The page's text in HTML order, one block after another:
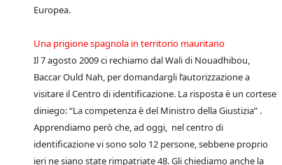
Europea.
Una prigione spagnola in territorio mauritano
Il 7 agosto 2009 ci rechiamo dal Wali di Nouadhibou,
Baccar Ould Nah, per domandargli l’autorizzazione a
visitare il Centro di identificazione. La risposta è un cortese
diniego: “La competenza è del Ministro della Giustizia” .
Apprendiamo però che, ad oggi, nel centro di
identificazione vi sono solo 12 persone, sebbene proprio
ieri ne siano state rimpatriate 48. Gli chiediamo anche la